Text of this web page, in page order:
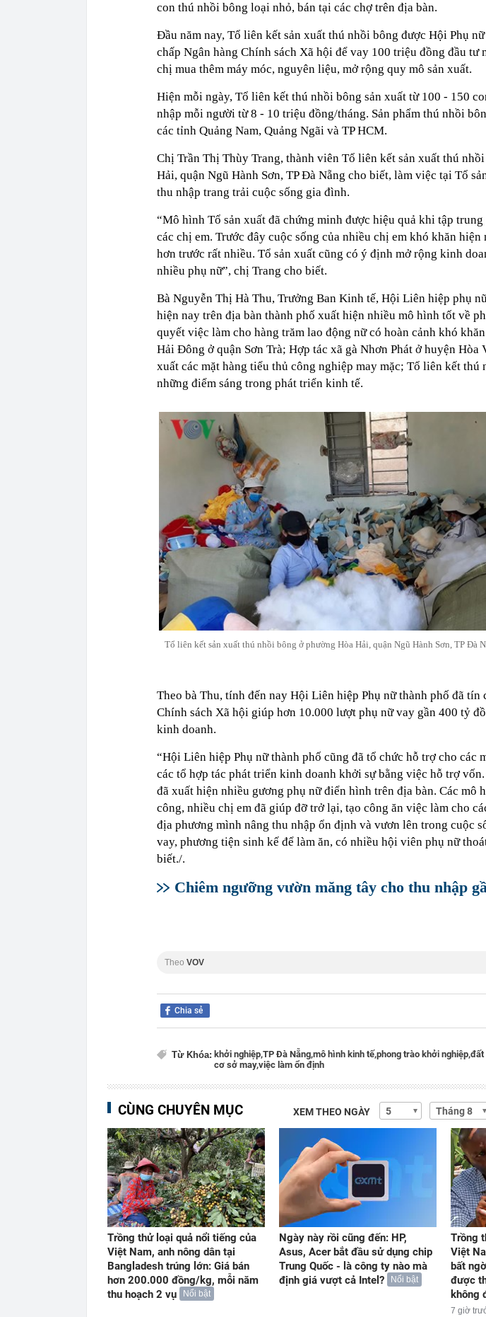
con thú nhồi bông loại nhỏ, bán tại các chợ trên địa bàn.
Đầu năm nay, Tổ liên kết sản xuất thú nhồi bông được Hội Phụ
chấp Ngân hàng Chính sách Xã hội để vay 100 triệu đồng đầu tư
chị mua thêm máy móc, nguyên liệu, mở rộng quy mô sản xuất.
Hiện mỗi ngày, Tổ liên kết thú nhồi bông sản xuất từ 100 - 150
nhập mỗi người từ 8 - 10 triệu đồng/tháng. Sản phẩm thú nhồi
các tỉnh Quảng Nam, Quảng Ngãi và TP HCM.
Chị Trần Thị Thùy Trang, thành viên Tổ liên kết sản xuất thú
Hải, quận Ngũ Hành Sơn, TP Đà Nẵng cho biết, làm việc tại Tổ
thu nhập trang trải cuộc sống gia đình.
“Mô hình Tổ sản xuất đã chứng minh được hiệu quả khi tập
các chị em. Trước đây cuộc sống của nhiều chị em khó khăn
hơn trước rất nhiều. Tổ sản xuất cũng có ý định mở rộng kinh
nhiều phụ nữ”, chị Trang cho biết.
Bà Nguyễn Thị Hà Thu, Trưởng Ban Kinh tế, Hội Liên hiệp phụ
hiện nay trên địa bàn thành phố xuất hiện nhiều mô hình tốt về
quyết việc làm cho hàng trăm lao động nữ có hoàn cảnh khó
Hải Đông ở quận Sơn Trà; Hợp tác xã gà Nhơn Phát ở huyện Hòa
xuất các mặt hàng tiểu thủ công nghiệp may mặc; Tổ liên kết
những điểm sáng trong phát triển kinh tế.
Tổ liên kết sản xuất thú nhồi bông ở phường Hòa Hải, quận Ngũ Hành Sơn, TP Đà
Theo bà Thu, tính đến nay Hội Liên hiệp Phụ nữ thành phố đã tín
Chính sách Xã hội giúp hơn 10.000 lượt phụ nữ vay gần 400 tỷ
kinh doanh.
“Hội Liên hiệp Phụ nữ thành phố cũng đã tổ chức hỗ trợ cho các
các tổ hợp tác phát triển kinh doanh khởi sự bằng việc hỗ trợ
đã xuất hiện nhiều gương phụ nữ điển hình trên địa bàn. Các mô
công, nhiều chị em đã giúp đỡ trở lại, tạo công ăn việc làm cho
địa phương mình nâng thu nhập ổn định và vươn lên trong cuộc
vay, phương tiện sinh kế để làm ăn, có nhiều hội viên phụ nữ
biết./.
Chiêm ngưỡng vườn măng tây cho thu nhập
Theo VOV
Chia sẻ
Từ Khóa: khởi nghiệp,TP Đà Nẵng,mô hình kinh tế,phong trào khởi nghiệp,đất
cơ sở may,việc làm ổn định
CÙNG CHUYÊN MỤC XEM THEO NGÀY
Trồng thử loại quả nổi tiếng của
Việt Nam, anh nông dân tại
Bangladesh trúng lớn: Giá bán
hơn 200.000 đồng/kg, mỗi năm
thu hoạch 2 vụ
Nổi bật
Ngày này rồi cũng đến: HP,
Asus, Acer bắt đầu sử dụng chip
Trung Quốc - là công ty nào mà
định giá vượt cả Intel?
Nổi bật
Trồng
Việt
bất
được
không
7 giờ